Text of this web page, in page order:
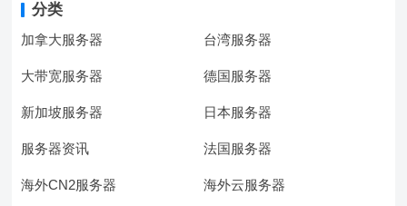
分类
加拿大服务器 台湾服务器
大带宽服务器 德国服务器
新加坡服务器 日本服务器
服务器资讯 法国服务器
海外CN2服务器 海外云服务器